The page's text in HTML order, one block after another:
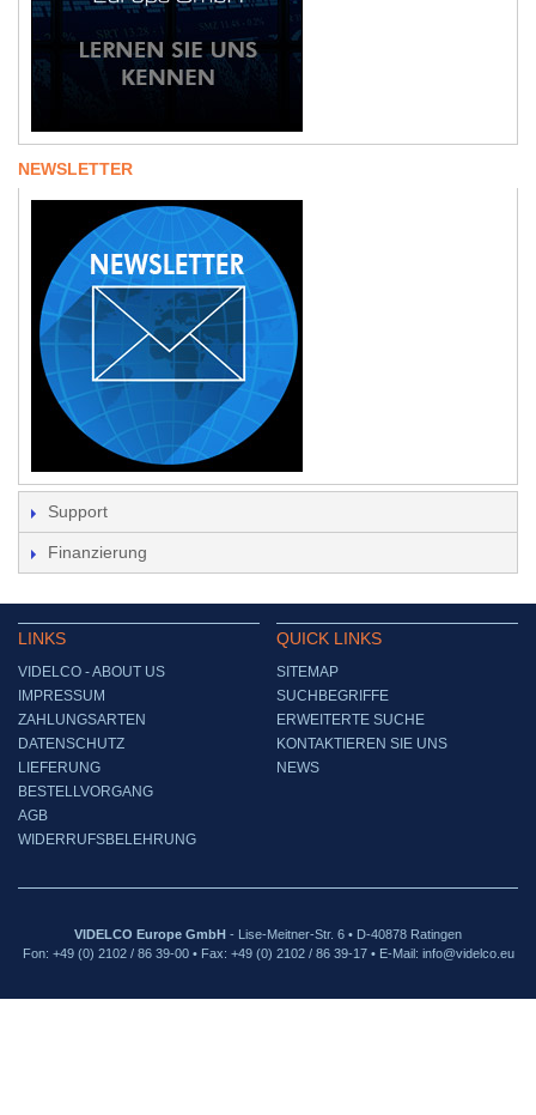
NEWSLETTER
Support
Finanzierung
LINKS
VIDELCO - ABOUT US
IMPRESSUM
ZAHLUNGSARTEN
DATENSCHUTZ
LIEFERUNG
BESTELLVORGANG
AGB
WIDERRUFSBELEHRUNG
QUICK LINKS
SITEMAP
SUCHBEGRIFFE
ERWEITERTE SUCHE
KONTAKTIEREN SIE UNS
NEWS
VIDELCO Europe GmbH - Lise-Meitner-Str. 6 • D-40878 Ratingen
Fon: +49 (0) 2102 / 86 39-00 • Fax: +49 (0) 2102 / 86 39-17 • E-Mail: info@videlco.eu